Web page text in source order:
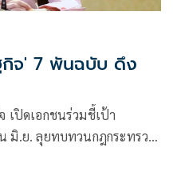
กิจ' 7 พันฉบับ ดึง
เปิดเอกชนร่วมชี้เป้า
มิ.ย. ลุยทบทวนกฎกระทรวง